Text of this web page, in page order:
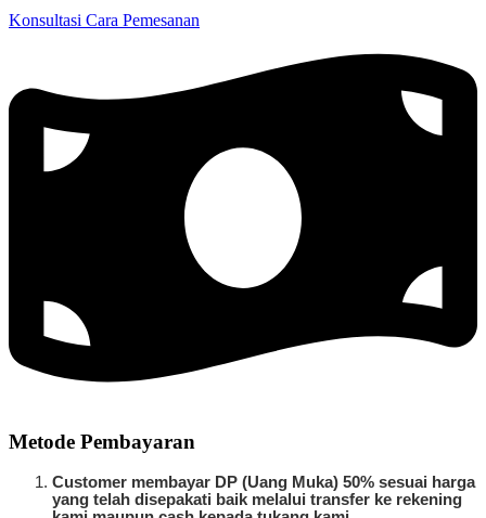
Konsultasi Cara Pemesanan
Metode Pembayaran
Customer membayar DP (Uang Muka) 50% sesuai harga
yang telah disepakati baik melalui transfer ke rekening